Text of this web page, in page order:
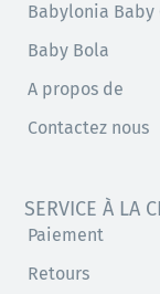
Babylonia Baby
Baby Bola
A propos de
Contactez nous
SERVICE À LA
Paiement
Retours